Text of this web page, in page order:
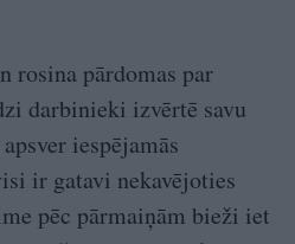
rosina pārdomas par
darbinieki izvērtē savu
iespējamās
ir gatavi nekavējoties
pēc pārmaiņām bieži iet